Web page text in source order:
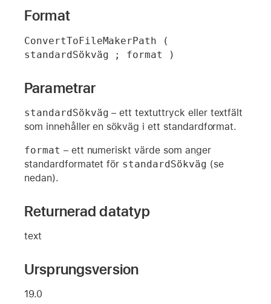
Format
ConvertToFileMakerPath (
standardSökväg ; format )
Parametrar
standardSökväg – ett textuttryck eller textfält
som innehåller en sökväg i ett standardformat.
format – ett numeriskt värde som anger
standardformatet för standardSökväg (se
nedan).
Returnerad datatyp
text
Ursprungsversion
19.0